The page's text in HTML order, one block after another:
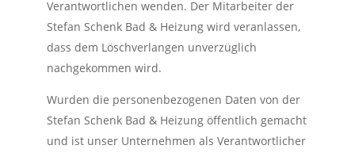
Verantwortlichen wenden. Der Mitarbeiter der
Stefan Schenk Bad & Heizung wird veranlassen,
dass dem Löschverlangen unverzüglich
nachgekommen wird.
Wurden die personenbezogenen Daten von der
Stefan Schenk Bad & Heizung öffentlich gemacht
und ist unser Unternehmen als Verantwortlicher